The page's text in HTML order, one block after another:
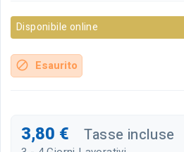
Disponibile online
block Esaurito
3,80 € Tasse incluse